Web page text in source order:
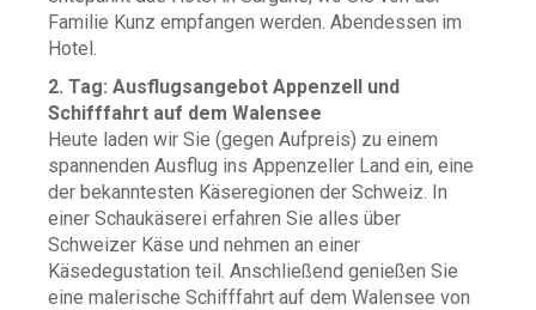
Familie Kunz empfangen werden. Abendessen im
Hotel.
2. Tag: Ausflugsangebot Appenzell und
Schifffahrt auf dem Walensee
Heute laden wir Sie (gegen Aufpreis) zu einem
spannenden Ausflug ins Appenzeller Land ein, eine
der bekanntesten Käseregionen der Schweiz. In
einer Schaukäserei erfahren Sie alles über
Schweizer Käse und nehmen an einer
Käsedegustation teil. Anschließend genießen Sie
eine malerische Schifffahrt auf dem Walensee von